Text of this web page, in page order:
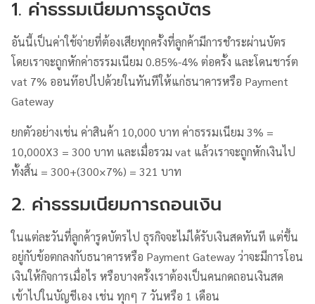
1. ค่าธรรมเนียมการรูดบัตร
อันนี้เป็นค่าใช้จ่ายที่ต้องเสียทุกครั้งที่ลูกค้ามีการชำระผ่านบัตร
โดยเราจะถูกหักค่าธรรมเนียม 0.85%-4% ต่อครั้ง และโดนชาร์ต
vat 7% ออนท๊อปไปด้วยในทันทีให้แก่ธนาคารหรือ Payment
Gateway
ยกตัวอย่างเช่น ค่าสินค้า 10,000 บาท ค่าธรรมเนียม 3% =
10,000X3 = 300 บาท และเมื่อรวม vat แล้วเราจะถูกหักเงินไป
ทั้งสิ้น = 300+(300×7%) = 321 บาท
2. ค่าธรรมเนียมการถอนเงิน
ในแต่ละวันที่ลูกค้ารูดบัตรไป ธุรกิจจะไม่ได้รับเงินสดทันที แต่ขึ้น
อยู่กับข้อตกลงกับธนาคารหรือ Payment Gateway ว่าจะมีการโอน
เงินให้กิจการเมื่อไร หรือบางครั้งเราต้องเป็นคนกดถอนเงินสด
เข้าไปในบัญชีเอง เช่น ทุกๆ 7 วันหรือ 1 เดือน